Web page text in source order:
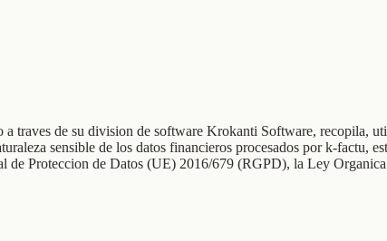
de su division de software Krokanti Software, recopila,
sensible de los datos financieros procesados por k-factu,
de Proteccion de Datos (UE) 2016/679 (RGPD), la Ley